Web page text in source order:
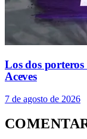
Los dos
Aceves
7 de agosto de 2026